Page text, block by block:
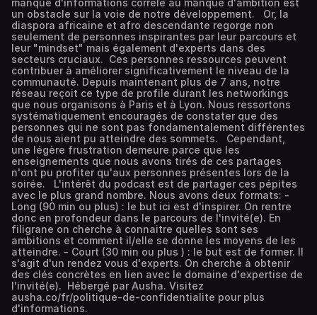
manque d'informations corrélé au manque d'ambition est
un obstacle sur la voie de notre développement. Or, la
diaspora africaine et afro descendante regorge non
seulement de personnes inspirantes par leur parcours et
leur "mindset" mais également d'experts dans des
secteurs cruciaux. Ces personnes ressources peuvent
contribuer à améliorer significativement le niveau de la
communauté. Depuis maintenant plus de 7 ans, notre
réseau reçoit ce type de profile durant les networkings
que nous organisons à Paris et à Lyon. Nous ressortons
systématiquement encouragés de constater que des
personnes qui ne sont pas fondamentalement différentes
de nous aient pu atteindre des sommets. Cependant,
une légère frustration demeure parce que les
enseignements que nous avons tirés de ces partages
n'ont pu profiter qu'aux personnes présentes lors de la
soirée. L'intérêt du podcast est de partager ces pépites
avec le plus grand nombre. Nous avons deux formats: -
Long (90 min ou plus) : le but ici est d'inspirer. On rentre
donc en profondeur dans le parcours de l'invité(e). En
filigrane on cherche à connaitre quelles sont ses
ambitions et comment il/elle se donne les moyens de les
atteindre. - Court (30 min ou plus ) : le but est de former. Il
s'agit d'un rendez vous d'experts. On cherche à obtenir
des clés concrètes en lien avec le domaine d'expertise de
l'invité(e). Hébergé par Ausha. Visitez
ausha.co/fr/politique-de-confidentialite pour plus
d'informations.